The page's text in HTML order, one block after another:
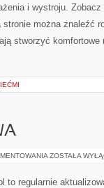
i wystroju. Zobacz
można znaleźć
stworzyć komfortowe
DRESY
TRENINGOWA
ZOSTAŁA
to regularnie